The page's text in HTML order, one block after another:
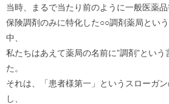
当時、まるで当たり前のように一般医薬品
保険調剤のみに特化した○○調剤薬局とい
中、
私たちはあえて薬局の名前に”調剤”とい
た。
それは、「患者様第一」というスローガ
し、